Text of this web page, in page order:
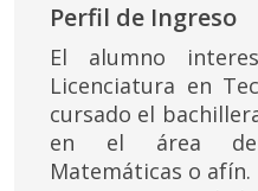
Perfil de Ingreso
El alumno
Licenciatura en
cursado el
en el área de
Matemáticas o afín.